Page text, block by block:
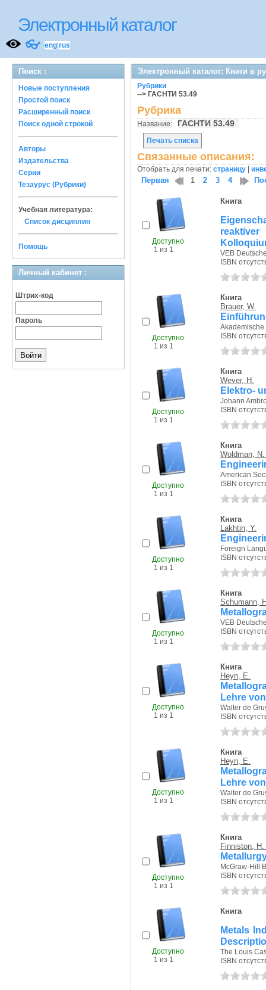
Электронный каталог
👓 eng rus
Поиск :
Новые поступления
Простой поиск
Расширенный поиск
Поиск одной строкой
Авторы
Издательства
Серии
Тезаурус (Рубрики)
Учебная литература:
Список дисциплин
Помощь
Личный кабинет :
Штрих-код
Пароль
Электронный каталог: Книги в
Рубрики
--> ГАСНТИ 53.49
Рубрика
Название: ГАСНТИ 53.49
Печать списка
Связанные описания:
Отобрать для печати: страницу
Первая 1 2 3 4
Доступно
1 из 1
Книга
VEB
ISBN
Доступно
1 из 1
Книга
Brauer, W.
Akademische
ISBN
Доступно
1 из 1
Книга
Wever, H.
Elektro-
Johann
ISBN
Доступно
1 из 1
Книга
Woldman,
American
ISBN
Доступно
1 из 1
Книга
Lakhtin, Y.
Foreign
ISBN
Доступно
1 из 1
Книга
Schumann,
VEB
ISBN
Доступно
1 из 1
Книга
Heyn, E.
Lehre
Walter de
ISBN
Доступно
1 из 1
Книга
Heyn, E.
Lehre
Walter de
ISBN
Доступно
1 из 1
Книга
Finniston,
McGraw-Hill
ISBN
Доступно
1 из 1
Книга
Metals
The Louis
ISBN